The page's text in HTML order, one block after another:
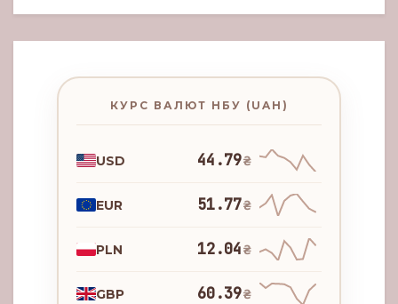
КУРС ВАЛЮТ НБУ (UAH)
USD 44.79₴
EUR 51.77₴
PLN 12.04₴
GBP 60.39₴